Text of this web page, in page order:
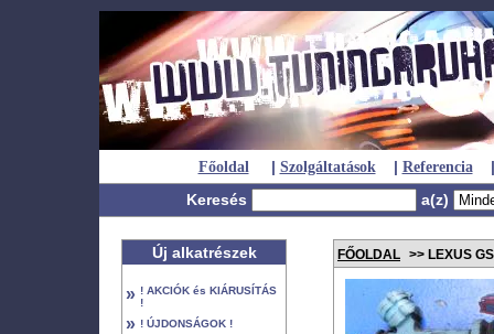
Főoldal | Szolgáltatások | Referencia
|
Keresés
a(z)
Új alkatrészek
» ! AKCIÓK és KIÁRUSÍTÁS
!
» ! ÚJDONSÁGOK !
FŐOLDAL >> LEXUS